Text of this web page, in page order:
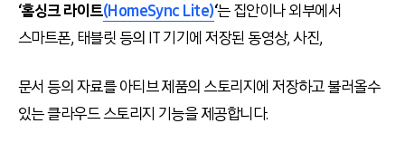
‘홈싱크 라이트(HomeSync Lite)‘는 집안이나 외부에서
스마트폰, 태블릿 등의 IT 기기에 저장된 동영상, 사진,
문서 등의 자료를 아티브 제품의 스토리지에 저장하고 불러올수
있는 클라우드 스토리지 기능을 제공합니다.